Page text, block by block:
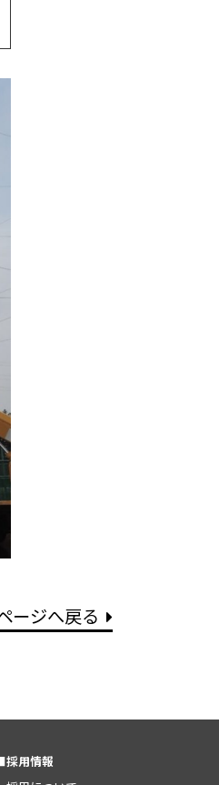
ージへ戻る
用情報